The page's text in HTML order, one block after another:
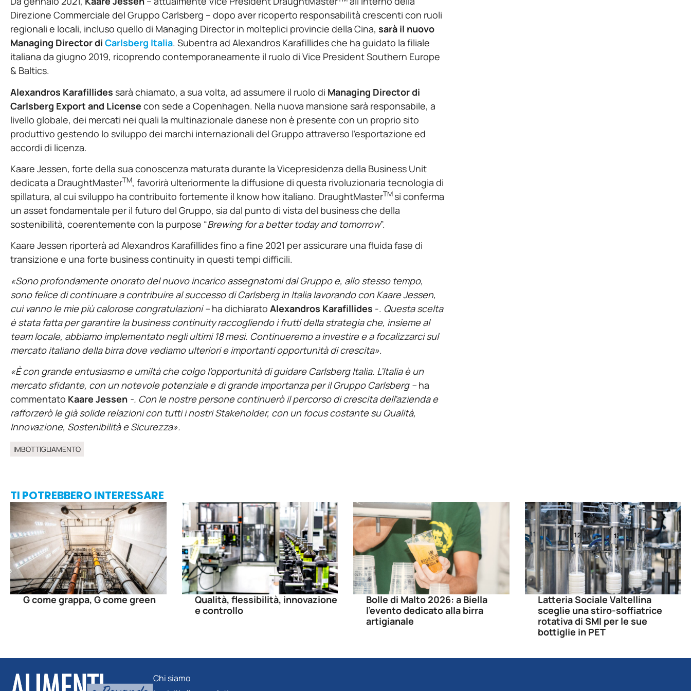
Direzione Commerciale del Gruppo Carlsberg – dopo aver ricoperto responsabilità crescenti con ruoli
regionali e locali, incluso quello di Managing Director in molteplici provincie della Cina, sarà il nuovo
Managing Director di Carlsberg Italia. Subentra ad Alexandros Karafillides che ha guidato la filiale
italiana da giugno 2019, ricoprendo contemporaneamente il ruolo di Vice President Southern Europe
& Baltics.
Alexandros Karafillides sarà chiamato, a sua volta, ad assumere il ruolo di Managing Director di
Carlsberg Export and License con sede a Copenhagen. Nella nuova mansione sarà responsabile, a
livello globale, dei mercati nei quali la multinazionale danese non è presente con un proprio sito
produttivo gestendo lo sviluppo dei marchi internazionali del Gruppo attraverso l’esportazione ed
accordi di licenza.
Kaare Jessen, forte della sua conoscenza maturata durante la Vicepresidenza della Business Unit
dedicata a DraughtMasterTM, favorirà ulteriormente la diffusione di questa rivoluzionaria tecnologia di
spillatura, al cui sviluppo ha contribuito fortemente il know how italiano. DraughtMasterTM si conferma
un asset fondamentale per il futuro del Gruppo, sia dal punto di vista del business che della
sostenibilità, coerentemente con la purpose “Brewing for a better today and tomorrow”.
Kaare Jessen riporterà ad Alexandros Karafillides fino a fine 2021 per assicurare una fluida fase di
transizione e una forte business continuity in questi tempi difficili.
«Sono profondamente onorato del nuovo incarico assegnatomi dal Gruppo e, allo stesso tempo,
sono felice di continuare a contribuire al successo di Carlsberg in Italia lavorando con Kaare Jessen,
cui vanno le mie più calorose congratulazioni – ha dichiarato Alexandros Karafillides -. Questa scelta
è stata fatta per garantire la business continuity raccogliendo i frutti della strategia che, insieme al
team locale, abbiamo implementato negli ultimi 18 mesi. Continueremo a investire e a focalizzarci sul
mercato italiano della birra dove vediamo ulteriori e importanti opportunità di crescita».
«È con grande entusiasmo e umiltà che colgo l’opportunità di guidare Carlsberg Italia. L’Italia è un
mercato sfidante, con un notevole potenziale e di grande importanza per il Gruppo Carlsberg – ha
commentato Kaare Jessen -. Con le nostre persone continuerò il percorso di crescita dell’azienda e
rafforzerò le già solide relazioni con tutti i nostri Stakeholder, con un focus costante su Qualità,
Innovazione, Sostenibilità e Sicurezza».
IMBOTTIGLIAMENTO
TI POTREBBERO INTERESSARE
G come grappa, G come green
Qualità, flessibilità, innovazione
e controllo
Bolle di Malto 2026: a Biella
l’evento dedicato alla birra
artigianale
Latteria Sociale Valtellina
sceglie una stiro-soffiatrice
rotativa di SMI per le sue
bottiglie in PET
Chi siamo